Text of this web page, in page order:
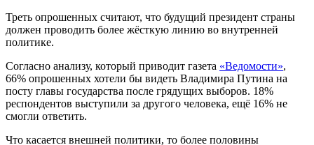
Треть опрошенных считают, что будущий президент страны
должен проводить более жёсткую линию во внутренней
политике.
Согласно анализу, который приводит газета «Ведомости»,
66% опрошенных хотели бы видеть Владимира Путина на
посту главы государства после грядущих выборов. 18%
респондентов выступили за другого человека, ещё 16% не
смогли ответить.
Что касается внешней политики, то более половины